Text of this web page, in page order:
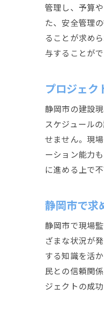
管理し、予算
た、安全管理
ることが求め
与することがで
プロジェク
静岡市の建設
スケジュール
せません。現
ーション能力
に進める上で
静岡市で求
静岡市で現場
ざまな状況が
する知識を活
民との信頼関
ジェクトの成